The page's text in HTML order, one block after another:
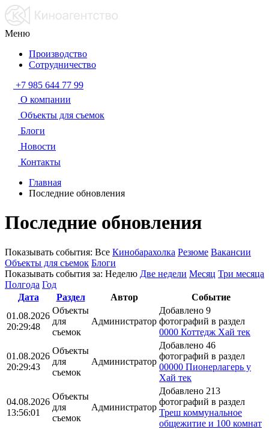
Меню
Производство
Сотрудничество
+7 985 644 77 99
О компании
Объекты для съемок
Блоги
Новости
Контакты
Главная
Последние обновления
Последние обновления
Показывать события: Все Кинобарахолка Резюме Вакансии
Объекты для съемок Блоги
Показывать события за: Неделю Две недели Месяц Три месяца
Полгода Год
Дата
Раздел Автор
Событие
01.08.2026
20:29:48
Объекты
для
съемок
Администратор
Добавлено 9
фотографий в раздел
0000 Коттедж Хай тек
01.08.2026
20:29:43
Объекты
для
съемок
Администратор
Добавлено 46
фотографий в раздел
00000 Пионерлагерь у
Хай тек
04.08.2026
13:56:01
Объекты
для
съемок
Администратор
Добавлено 213
фотографий в раздел
Треш коммунальное
общежитие и 100 комнат